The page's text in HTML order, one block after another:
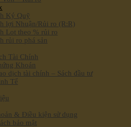
Ký Quỹ
lợi Nhuận/Rủi ro (R:R)
Lot theo % rủi ro
rủi ro phá sản
Tài Chính
Khoán
dịch tài chính – Sách đầu tư
Tế
& Điều kiện sử dụng
bảo mật